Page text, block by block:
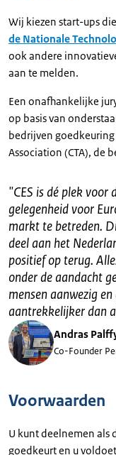
Wij kiezen start-ups
de Nationale
ook andere
aan te melden.
Een onafhankelijke
op basis van
bedrijven
Association (CTA), de
"CES is dé plek
gelegenheid voor
markt te betreden.
deel aan het
positief op terug.
onder de aandacht
mensen aanwezig
aantrekkelijker dan
Andras
Co-Founder
Voorwaarden
U kunt deelnemen als
goedkeurt en u